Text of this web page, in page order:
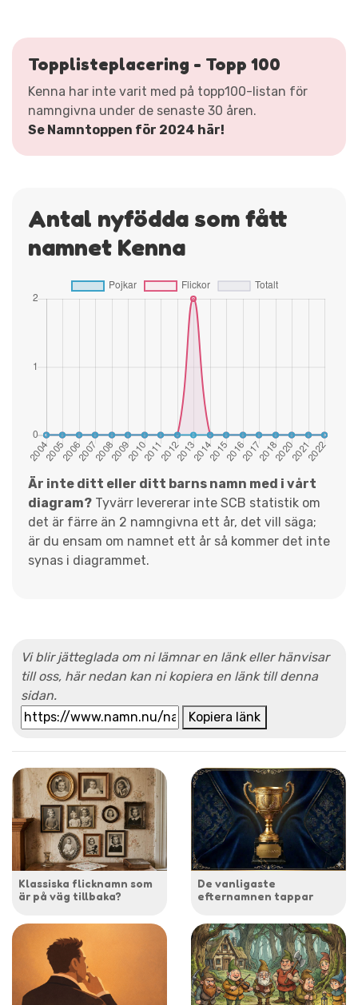
Topplisteplacering - Topp 100
Kenna har inte varit med på topp100-listan för
namngivna under de senaste 30 åren.
Se Namntoppen för 2024 här!
Antal nyfödda som fått
namnet Kenna
Är inte ditt eller ditt barns namn med i vårt
diagram? Tyvärr levererar inte SCB statistik om
det är färre än 2 namngivna ett år, det vill säga;
är du ensam om namnet ett år så kommer det inte
synas i diagrammet.
Vi blir jätteglada om ni lämnar en länk eller hänvisar
till oss, här nedan kan ni kopiera en länk till denna
sidan.
Kopiera länk
Klassiska flicknamn som
är på väg tillbaka?
De vanligaste
efternamnen tappar